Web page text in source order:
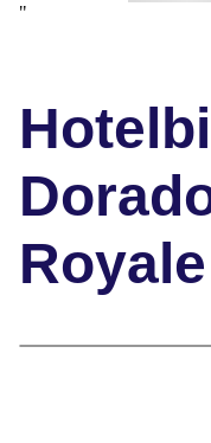
"
Royale